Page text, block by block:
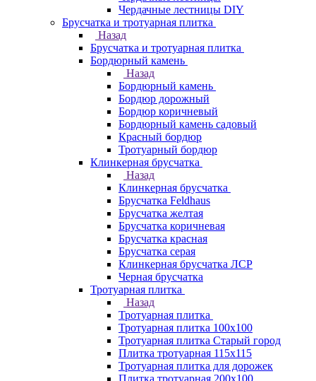
Чердачные лестницы DIY
Брусчатка и тротуарная плитка
Назад
Брусчатка и тротуарная плитка
Бордюрный камень
Назад
Бордюрный камень
Бордюр дорожный
Бордюр коричневый
Бордюрный камень садовый
Красный бордюр
Тротуарный бордюр
Клинкерная брусчатка
Назад
Клинкерная брусчатка
Брусчатка Feldhaus
Брусчатка желтая
Брусчатка коричневая
Брусчатка красная
Брусчатка серая
Клинкерная брусчатка ЛСР
Черная брусчатка
Тротуарная плитка
Назад
Тротуарная плитка
Тротуарная плитка 100x100
Тротуарная плитка Старый город
Плитка тротуарная 115x115
Тротуарная плитка для дорожек
Плитка тротуарная 200х100